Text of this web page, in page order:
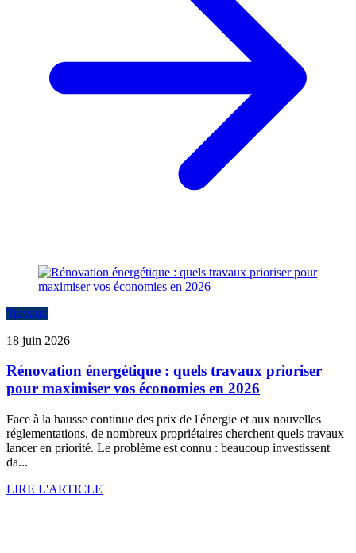
Travaux
18 juin 2026
Rénovation énergétique : quels travaux prioriser
pour maximiser vos économies en 2026
Face à la hausse continue des prix de l'énergie et aux nouvelles
réglementations, de nombreux propriétaires cherchent quels travaux
lancer en priorité. Le problème est connu : beaucoup investissent
da...
LIRE L'ARTICLE